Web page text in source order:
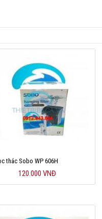
thác Sobo WP 606H
120.000 VNĐ